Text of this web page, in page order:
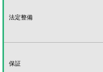
法定整備
保証